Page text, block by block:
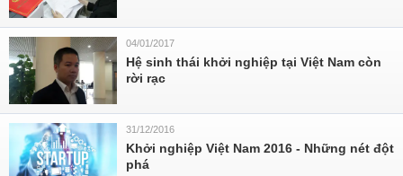
04/01/2017
Hệ sinh thái khởi nghiệp tại Việt Nam còn
rời rạc
31/12/2016
Khởi nghiệp Việt Nam 2016 - Những nét đột
phá